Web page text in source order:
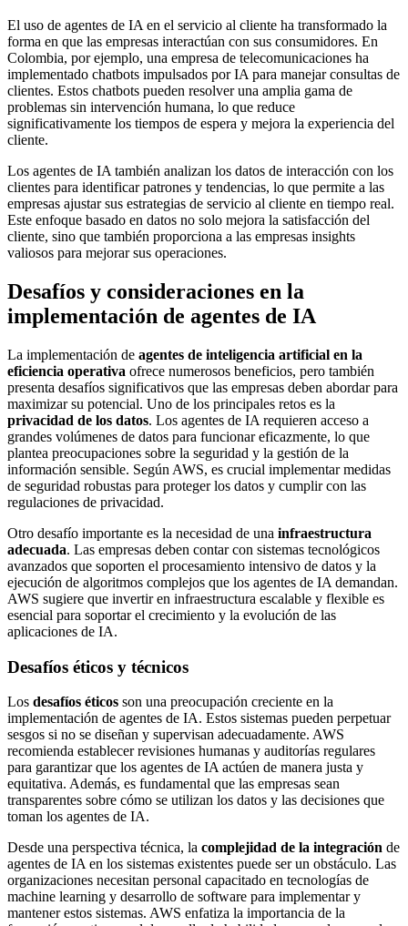
El uso de agentes de IA en el servicio al cliente ha transformado la
forma en que las empresas interactúan con sus consumidores. En
Colombia, por ejemplo, una empresa de telecomunicaciones ha
implementado chatbots impulsados por IA para manejar consultas de
clientes. Estos chatbots pueden resolver una amplia gama de
problemas sin intervención humana, lo que reduce
significativamente los tiempos de espera y mejora la experiencia del
cliente.
Los agentes de IA también analizan los datos de interacción con los
clientes para identificar patrones y tendencias, lo que permite a las
empresas ajustar sus estrategias de servicio al cliente en tiempo real.
Este enfoque basado en datos no solo mejora la satisfacción del
cliente, sino que también proporciona a las empresas insights
valiosos para mejorar sus operaciones.
Desafíos y consideraciones en la
implementación de agentes de IA
La implementación de agentes de inteligencia artificial en la
eficiencia operativa ofrece numerosos beneficios, pero también
presenta desafíos significativos que las empresas deben abordar para
maximizar su potencial. Uno de los principales retos es la
privacidad de los datos. Los agentes de IA requieren acceso a
grandes volúmenes de datos para funcionar eficazmente, lo que
plantea preocupaciones sobre la seguridad y la gestión de la
información sensible. Según AWS, es crucial implementar medidas
de seguridad robustas para proteger los datos y cumplir con las
regulaciones de privacidad.
Otro desafío importante es la necesidad de una infraestructura
adecuada. Las empresas deben contar con sistemas tecnológicos
avanzados que soporten el procesamiento intensivo de datos y la
ejecución de algoritmos complejos que los agentes de IA demandan.
AWS sugiere que invertir en infraestructura escalable y flexible es
esencial para soportar el crecimiento y la evolución de las
aplicaciones de IA.
Desafíos éticos y técnicos
Los desafíos éticos son una preocupación creciente en la
implementación de agentes de IA. Estos sistemas pueden perpetuar
sesgos si no se diseñan y supervisan adecuadamente. AWS
recomienda establecer revisiones humanas y auditorías regulares
para garantizar que los agentes de IA actúen de manera justa y
equitativa. Además, es fundamental que las empresas sean
transparentes sobre cómo se utilizan los datos y las decisiones que
toman los agentes de IA.
Desde una perspectiva técnica, la complejidad de la integración de
agentes de IA en los sistemas existentes puede ser un obstáculo. Las
organizaciones necesitan personal capacitado en tecnologías de
machine learning y desarrollo de software para implementar y
mantener estos sistemas. AWS enfatiza la importancia de la